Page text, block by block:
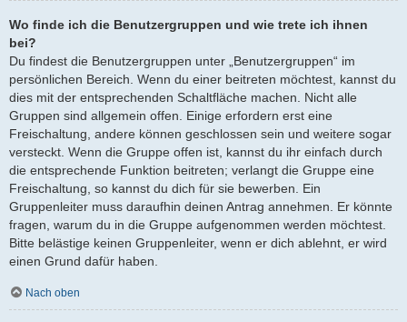
Wo finde ich die Benutzergruppen und wie trete ich ihnen
bei?
Du findest die Benutzergruppen unter „Benutzergruppen“ im
persönlichen Bereich. Wenn du einer beitreten möchtest, kannst du
dies mit der entsprechenden Schaltfläche machen. Nicht alle
Gruppen sind allgemein offen. Einige erfordern erst eine
Freischaltung, andere können geschlossen sein und weitere sogar
versteckt. Wenn die Gruppe offen ist, kannst du ihr einfach durch
die entsprechende Funktion beitreten; verlangt die Gruppe eine
Freischaltung, so kannst du dich für sie bewerben. Ein
Gruppenleiter muss daraufhin deinen Antrag annehmen. Er könnte
fragen, warum du in die Gruppe aufgenommen werden möchtest.
Bitte belästige keinen Gruppenleiter, wenn er dich ablehnt, er wird
einen Grund dafür haben.
Nach oben